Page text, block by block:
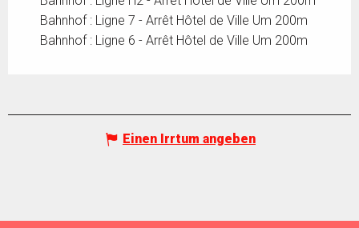
Bahnhof : Ligne 7 - Arrêt Hôtel de Ville Um 200m
Bahnhof : Ligne 6 - Arrêt Hôtel de Ville Um 200m
Einen Irrtum angeben